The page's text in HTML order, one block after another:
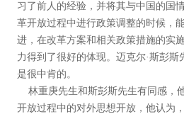
习了前人的经验，并将其与中国的国
革开放过程中进行政策调整的时候，
进，在改革方案和相关政策措施的实
力得到了很好的体现。迈克尔·斯彭
是很中肯的。
林重庚先生和斯彭斯先生有同感，
开放过程中的对外思想开放，他认为